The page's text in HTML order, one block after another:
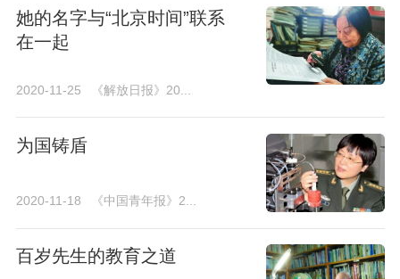
她的名字与“北京时间”联系
在一起
2020-11-25 《解放日报》20...
为国铸盾
2020-11-18 《中国青年报》2...
百岁先生的教育之道